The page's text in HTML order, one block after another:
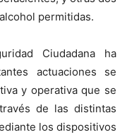
permitidas.
Ciudadana ha
actuaciones se
y operativa que se
de las distintas
los dispositivos